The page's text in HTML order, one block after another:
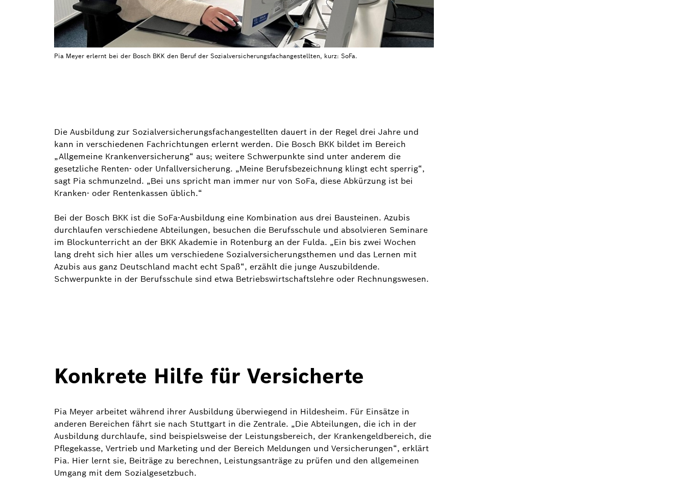
Pia Meyer erlernt bei der Bosch BKK den Beruf der Sozialversicherungsfachangestellten, kurz: SoFa.
Die Ausbildung zur Sozialversicherungsfachangestellten dauert in der Regel drei Jahre und
kann in verschiedenen Fachrichtungen erlernt werden. Die Bosch BKK bildet im Bereich
„Allgemeine Krankenversicherung“ aus; weitere Schwerpunkte sind unter anderem die
gesetzliche Renten- oder Unfallversicherung. „Meine Berufsbezeichnung klingt echt sperrig“,
sagt Pia schmunzelnd. „Bei uns spricht man immer nur von SoFa, diese Abkürzung ist bei
Kranken- oder Rentenkassen üblich.“
Bei der Bosch BKK ist die SoFa-Ausbildung eine Kombination aus drei Bausteinen. Azubis
durchlaufen verschiedene Abteilungen, besuchen die Berufsschule und absolvieren Seminare
im Blockunterricht an der BKK Akademie in Rotenburg an der Fulda. „Ein bis zwei Wochen
lang dreht sich hier alles um verschiedene Sozialversicherungsthemen und das Lernen mit
Azubis aus ganz Deutschland macht echt Spaß“, erzählt die junge Auszubildende.
Schwerpunkte in der Berufsschule sind etwa Betriebswirtschaftslehre oder Rechnungswesen.
Konkrete Hilfe für Versicherte
Pia Meyer arbeitet während ihrer Ausbildung überwiegend in Hildesheim. Für Einsätze in
anderen Bereichen fährt sie nach Stuttgart in die Zentrale. „Die Abteilungen, die ich in der
Ausbildung durchlaufe, sind beispielsweise der Leistungsbereich, der Krankengeldbereich, die
Pflegekasse, Vertrieb und Marketing und der Bereich Meldungen und Versicherungen“, erklärt
Pia. Hier lernt sie, Beiträge zu berechnen, Leistungsanträge zu prüfen und den allgemeinen
Umgang mit dem Sozialgesetzbuch.